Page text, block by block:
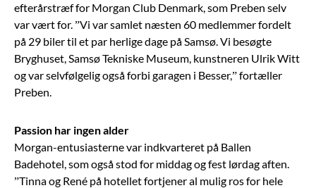
efterårstræf for Morgan Club Denmark, som Preben selv
var vært for. ”Vi var samlet næsten 60 medlemmer fordelt
på 29 biler til et par herlige dage på Samsø. Vi besøgte
Bryghuset, Samsø Tekniske Museum, kunstneren Ulrik Witt
og var selvfølgelig også forbi garagen i Besser,” fortæller
Preben.
Passion har ingen alder
Morgan-entusiasterne var indkvarteret på Ballen
Badehotel, som også stod for middag og fest lørdag aften.
”Tinna og René på hotellet fortjener al mulig ros for hele